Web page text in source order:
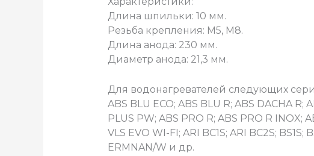
Длина шпильки: 10 мм.
Резьба крепления: M5, M8.
Длина анода: 230 мм.
Диаметр анода: 21,3 мм.
Для водонагревателей следующих
ABS BLU ECO; ABS BLU R; ABS DACHA R;
PLUS PW; ABS PRO R; ABS PRO R INOX;
VLS EVO WI-FI; ARI BC1S; ARI BC2S; BS1S;
ERMNAN/W и др.